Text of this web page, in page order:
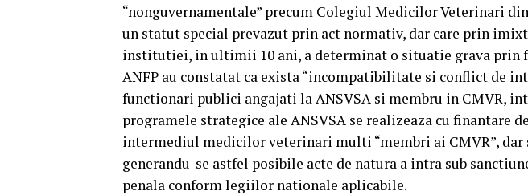
“nonguvernamentale” precum Colegiul Medicilor Veterinari din
un statut special prevazut prin act normativ, dar care prin
institutiei, in ultimii 10 ani, a determinat o situatie grava prin
ANFP au constatat ca exista “incompatibilitate si conflict de
functionari publici angajati la ANSVSA si membru in CMVR,
programele strategice ale ANSVSA se realizeaza cu finantare
intermediul medicilor veterinari multi “membri ai CMVR”, dar
generandu-se astfel posibile acte de natura a intra sub
penala conform legiilor nationale aplicabile.